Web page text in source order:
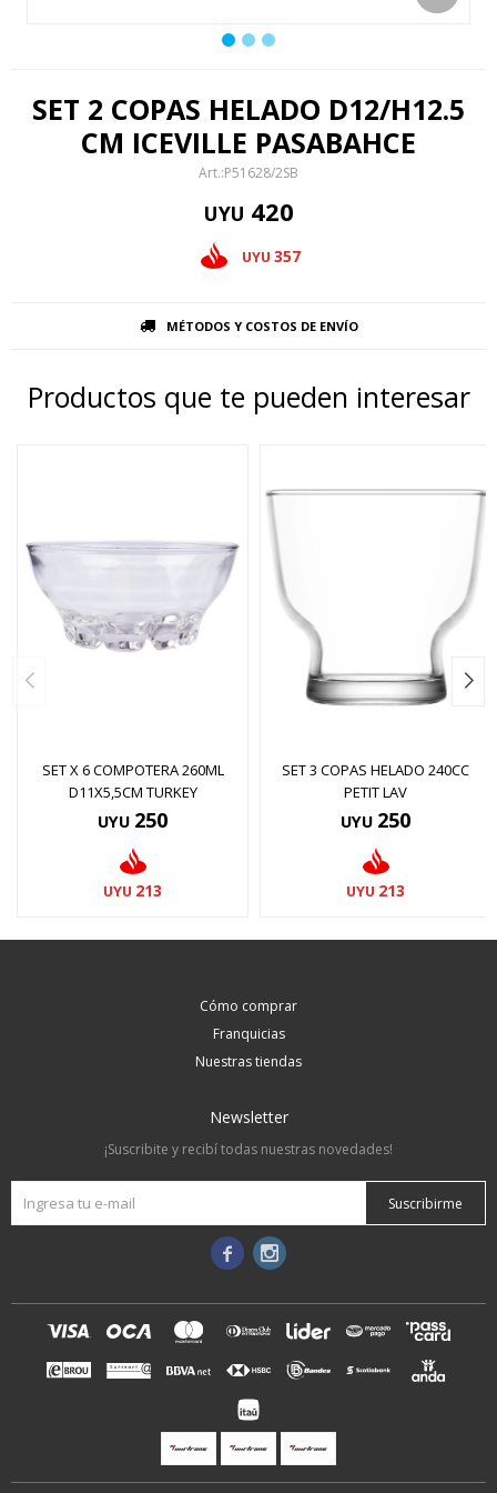
SET 2 COPAS HELADO D12/H12.5
CM ICEVILLE PASABAHCE
P51628/2SB
UYU 420
UYU 357
MÉTODOS Y COSTOS DE ENVÍO
Productos que te pueden interesar
SET X 6 COMPOTERA 260ML
D11X5,5CM TURKEY
UYU 250
UYU 213
SET 3 COPAS HELADO 240CC
PETIT LAV
UYU 250
UYU 213
Cómo comprar
Franquicias
Nuestras tiendas
Newsletter
¡Suscribite y recibí todas nuestras novedades!
Suscribirme
 